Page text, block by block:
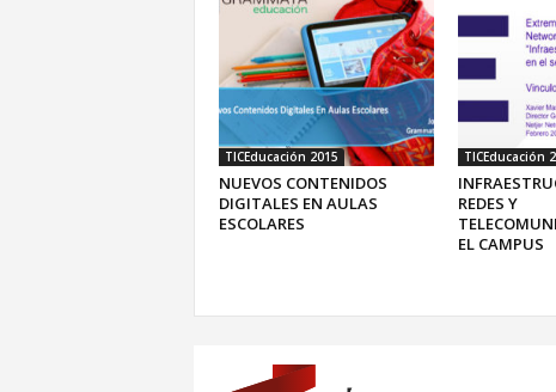
TICEducación 2015
NUEVOS CONTENIDOS
DIGITALES EN AULAS
ESCOLARES
TICEducación
REDES Y
EL CAMPUS